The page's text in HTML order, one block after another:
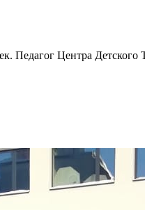
Педагог Центра Детского